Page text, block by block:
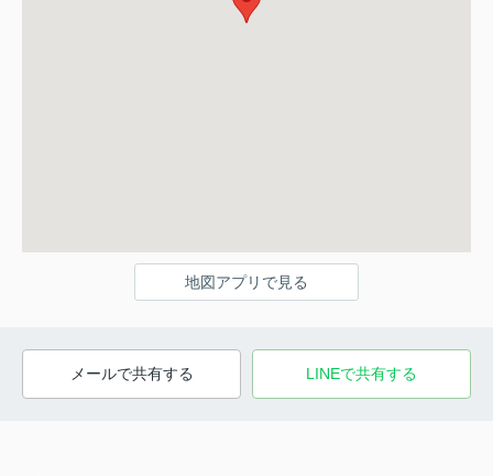
地図アプリで見る
メールで共有する LINEで共有する